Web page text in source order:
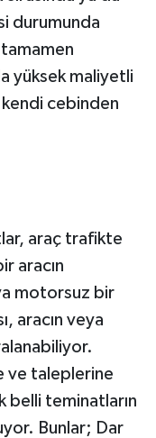
durumunda
tamamen
yüksek maliyetli
kendi cebinden
araç trafikte
aracın
motorsuz bir
aracın veya
ve taleplerine
belli teminatların
Bunlar; Dar